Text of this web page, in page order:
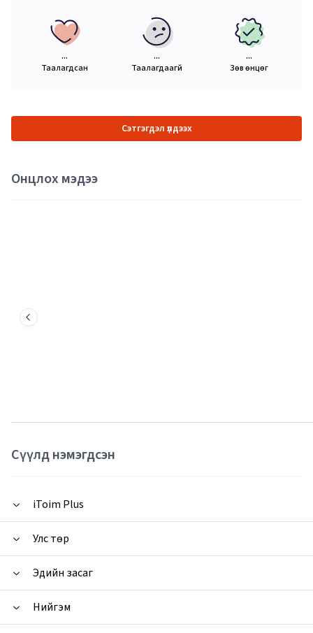
...
Таалагдсан
...
Таалагдаагүй
...
Зөв өнцөг
Сэтгэгдэл үлдээх
Онцлох мэдээ
Сүүлд нэмэгдсэн
iToim Plus
Улс төр
Эдийн засаг
Нийгэм